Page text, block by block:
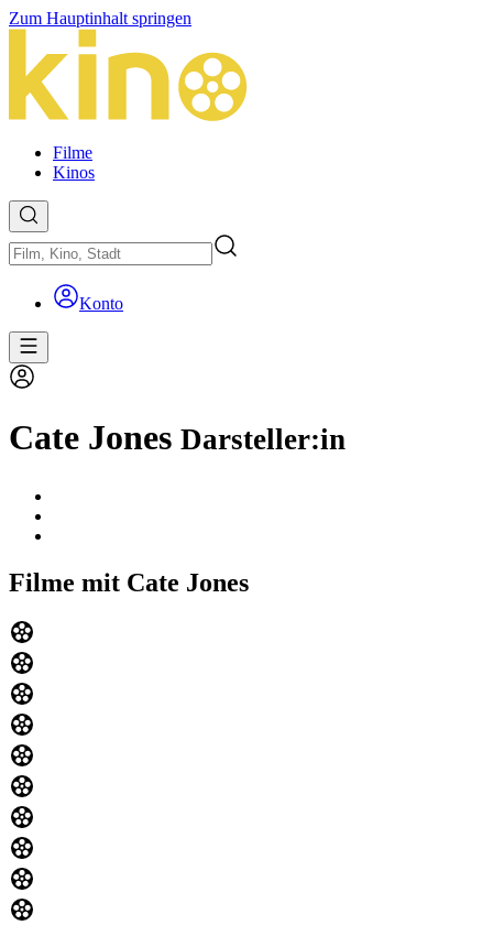
Zum Hauptinhalt springen
Filme
Kinos
Konto
Cate Jones Darsteller:in
Filme mit Cate Jones